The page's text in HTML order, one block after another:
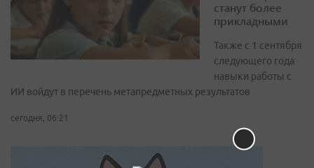
станут более
прикладными
Также с 1 сентября
следующего года
навыки работы с
ИИ войдут в перечень метапредметных результатов
сегодня, 06:21